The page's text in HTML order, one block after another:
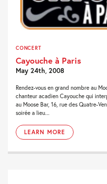
CONCERT
Cayouche à Paris
May 24th, 2008
Rendez-vous en grand nombre au
chanteur acadien Cayouche qui
au Moose Bar, 16, rue des Quatre-
soirée a lieu...
LEARN MORE